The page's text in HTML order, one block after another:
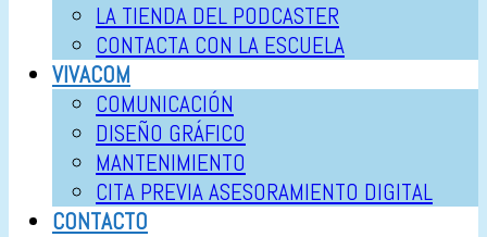
LA TIENDA DEL PODCASTER
CONTACTA CON LA ESCUELA
VIVACOM
COMUNICACIÓN
DISEÑO GRÁFICO
MANTENIMIENTO
CITA PREVIA ASESORAMIENTO DIGITAL
CONTACTO